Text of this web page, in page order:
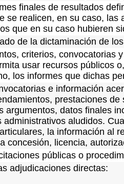
finales de resultados
se realicen, en su caso,
que en su caso hubieren
de la dictaminación de
criterios, convocatorias
usar recursos públicos
los informes que dichas
e información
prestaciones
argumentos, datos finales
administrativos aludidos.
la información al
concesión, licencia,
públicas o
adjudicaciones directas: